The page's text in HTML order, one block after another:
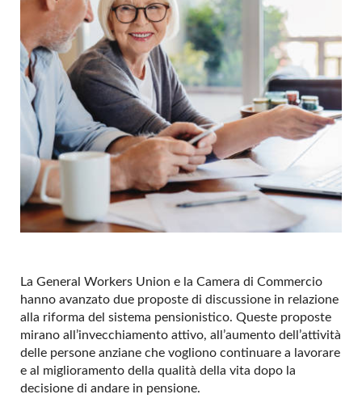
La General Workers Union e la Camera di Commercio
hanno avanzato due proposte di discussione in relazione
alla riforma del sistema pensionistico. Queste proposte
mirano all’invecchiamento attivo, all’aumento dell’attività
delle persone anziane che vogliono continuare a lavorare
e al miglioramento della qualità della vita dopo la
decisione di andare in pensione.